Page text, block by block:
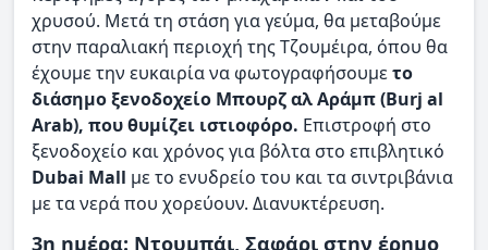
χρυσού. Μετά τη στάση για γεύμα, θα μεταβούμε
στην παραλιακή περιοχή της Τζουμέιρα, όπου θα
έχουμε την ευκαιρία να φωτογραφήσουμετο
διάσημο ξενοδοχείο Μπουρζ αλ Αράμπ (Burj al
Arab), που θυμίζει ιστιοφόρο. Επιστροφή στο
ξενοδοχείο και χρόνος για βόλτα στο επιβλητικό
Dubai Mall με το ενυδρείο του και τα σιντριβάνια
με τα νερά που χορεύουν. Διανυκτέρευση.
3η ημέρα: Ντουμπάι, Σαφάρι στην έρημο